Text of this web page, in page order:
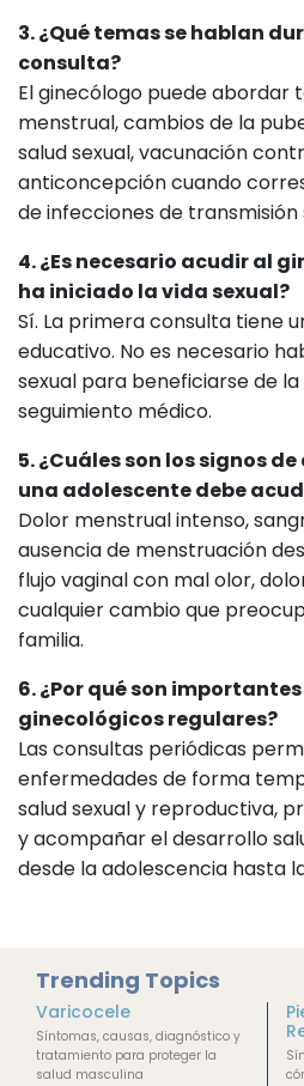
3. ¿Qué temas se hablan
consulta?
El ginecólogo puede abordar
menstrual, cambios de la
salud sexual, vacunación
anticoncepción cuando
de infecciones de transmisión
4. ¿Es necesario acudir al
ha iniciado la vida sexual?
Sí. La primera consulta tiene
educativo. No es necesario
sexual para beneficiarse de
seguimiento médico.
5. ¿Cuáles son los signos
una adolescente debe
Dolor menstrual intenso,
ausencia de menstruación
flujo vaginal con mal olor,
cualquier cambio que
familia.
6. ¿Por qué son
ginecológicos regulares?
Las consultas periódicas
enfermedades de forma
salud sexual y reproductiva,
y acompañar el desarrollo
desde la adolescencia hasta
Trending Topics
Varicocele
Síntomas, causas, diagnóstico y
tratamiento para proteger la
salud masculina